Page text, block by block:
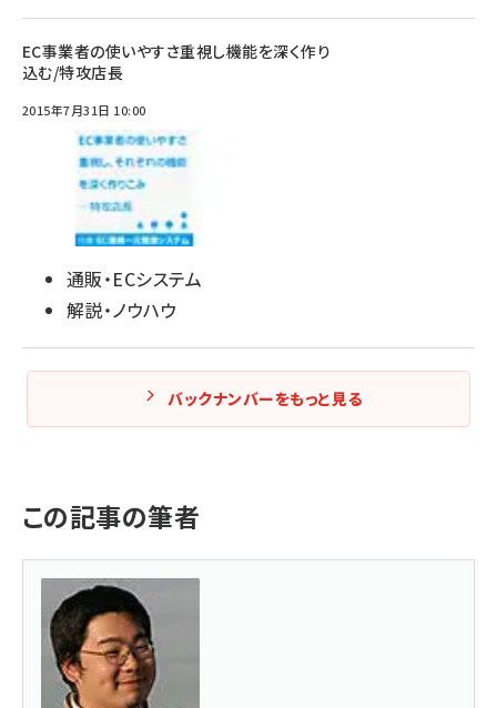
EC事業者の使いやすさ重視し機能を深く作り
込む/特攻店長
2015年7月31日 10:00
通販・ECシステム
解説・ノウハウ
バックナンバーをもっと見る
この記事の筆者